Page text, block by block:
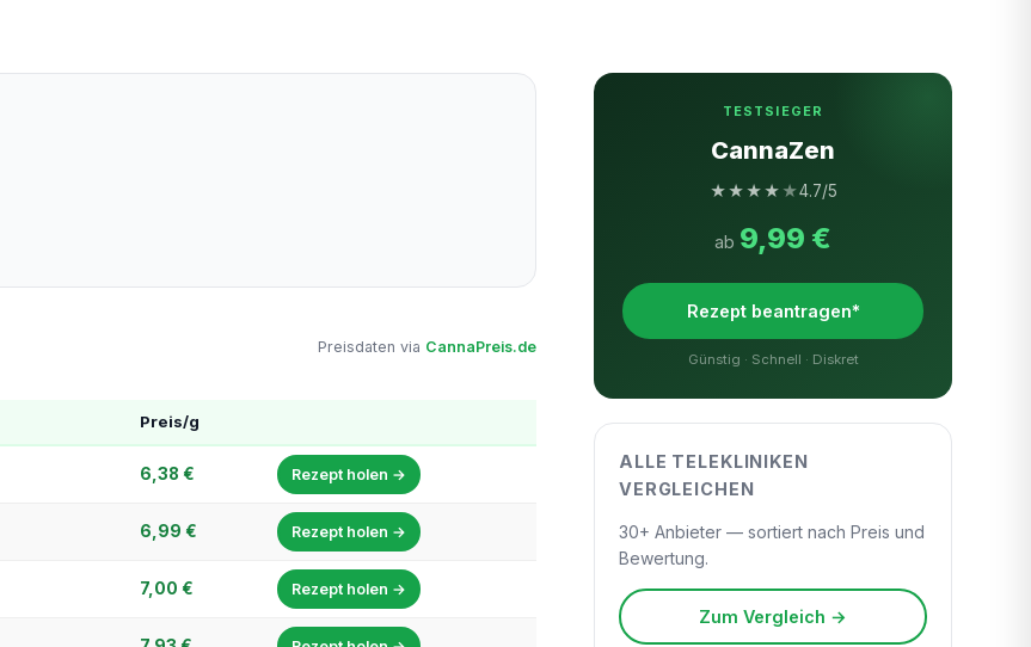
Preisdaten via CannaPreis.de
Preis/g
6,38 € Rezept holen →
6,99 € Rezept holen →
7,00 € Rezept holen →
TESTSIEGER
CannaZen
★★★★ ★4.7/5
ab 9,99 €
Rezept beantragen*
Günstig · Schnell · Diskret
ALLE TELEKLINIKEN
VERGLEICHEN
30+ Anbieter — sortiert nach Preis und
Bewertung.
Zum Vergleich →